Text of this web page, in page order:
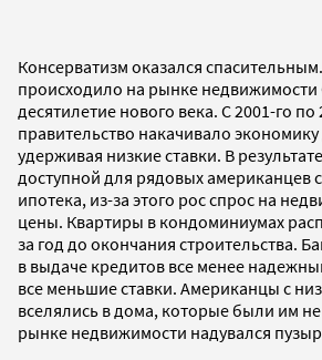
Консерватизм оказался
происходило на рынке
десятилетие нового века. С 2001-го по
правительство накачивало
удерживая низкие ставки. В
доступной для рядовых американцев
ипотека, из-за этого рос спрос на
цены. Квартиры в кондоминиумах
за год до окончания строительства.
в выдаче кредитов все менее
все меньшие ставки. Американцы с
вселялись в дома, которые были им
рынке недвижимости надувался